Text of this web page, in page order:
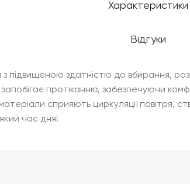
Характеристики
Відгуки
з підвищеною здатністю до вбирання,
протіканню, забезпечуючи
сприяють циркуляції повітря,
час дня!